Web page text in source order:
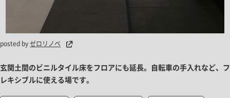
posted byゼロリノベ
玄関土間のビニルタイル床をフロアにも延長。自転車の手入れなど、フ
レキシブルに使える場です。